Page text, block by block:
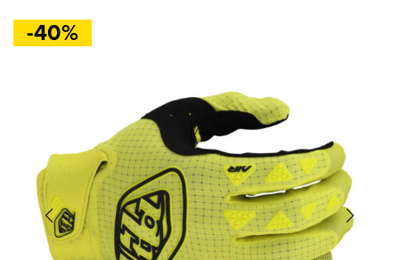
-40%